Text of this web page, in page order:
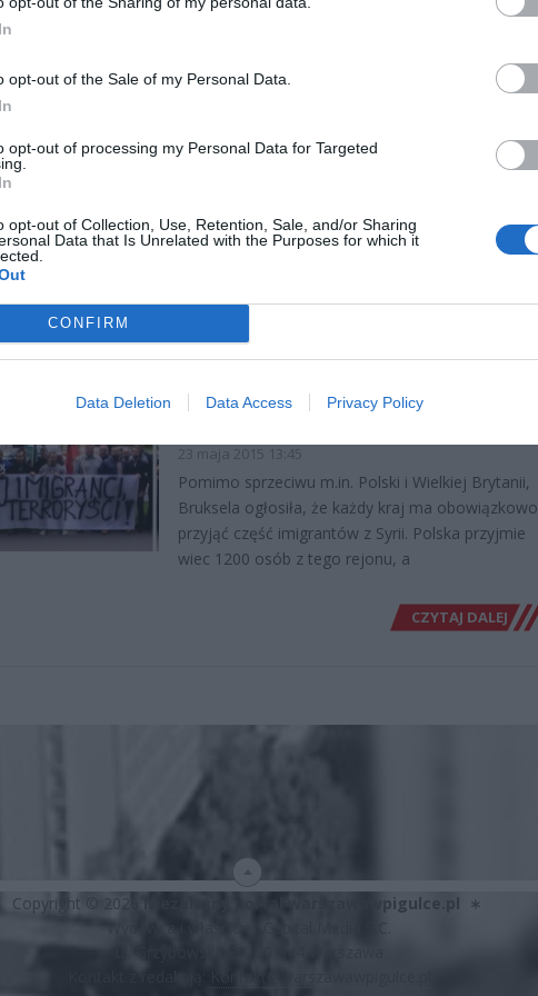
opt-out of the Sale of my Personal Data.
opt-out of processing my Personal Data for Targeted
opt-out of Collection, Use, Retention, Sale, and/or Sharing
Data that Is Unrelated with the Purposes for which it
CONFIRM
Data Deletion Data Access Privacy Policy
WARSZAWSKIE PARAFIE POMOGĄ
UCHODŹCOM
Parafie i wspólnoty archidiecezji warszawskiej
pomogą uchodźcom – zapewnił ks. Przemysław
warszawskiej. Na Twitterze poinformował, że w
dniach rozpoczną się konsultacje, które
CZYTAJ DALEJ
PROTESTY PRZECIWKO PRZYJĘCIA
23 maja 2015 13:45
Pomimo sprzeciwu m.in. Polski i Wielkiej Brytanii,
Bruksela ogłosiła, że każdy kraj ma obowiązkowo
przyjąć część imigrantów z Syrii. Polska przyjmie
wiec 1200 osób z tego rejonu, a
CZYTAJ DALEJ
Copyright © 2026 Niezależny portal warszawawpigulce.pl ∗
Wydawca i właściciel: Capital Media S.C.